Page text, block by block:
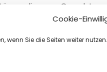
Cookie-
wenn Sie die Seiten weiter
die neue
berichtet, hat eine
zahlen müssen als